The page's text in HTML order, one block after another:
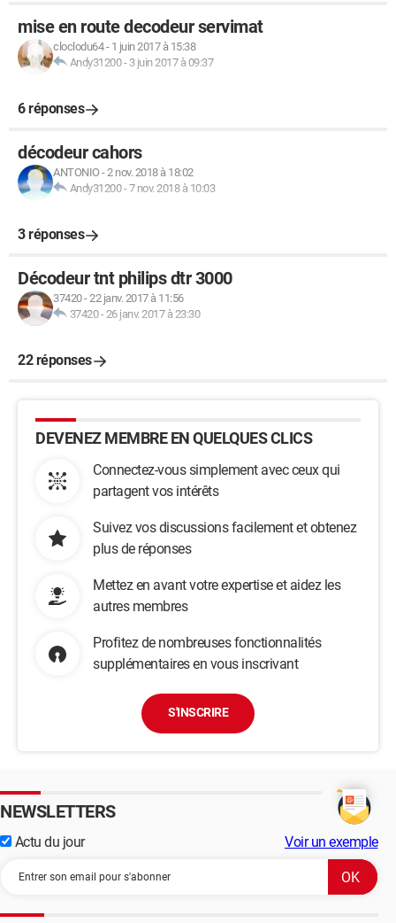
mise en route decodeur servimat
cloclodu64- 1 juin 2017 à 15:38
Andy31200- 3 juin 2017 à 09:37
6 réponses
décodeur cahors
ANTONIO -2 nov. 2018 à 18:02
Andy31200-7 nov. 2018 à 10:03
3 réponses
Décodeur tnt philips dtr 3000
37420-22 janv. 2017 à 11:56
37420-26 janv. 2017 à 23:30
22 réponses
DEVENEZ MEMBRE EN QUELQUES CLICS
Connectez-vous simplement avec ceux qui
partagent vos intérêts
Suivez vos discussions facilement et obtenez
plus de réponses
Mettez en avant votre expertise et aidez les
autres membres
Profitez de nombreuses fonctionnalités
supplémentaires en vous inscrivant
S'INSCRIRE
NEWSLETTERS
Actu du jour Voir un exemple